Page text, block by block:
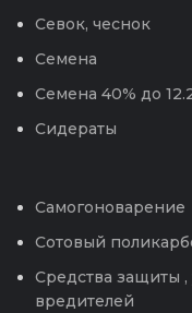
Севок, чеснок
Семена
Семена 40% до
Сидераты
Самогоноварение
Сотовый
Средства защиты
вредителей